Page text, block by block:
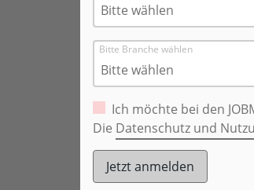
Bitte wählen
Bitte Branche wählen
Bitte wählen
Ich möchte bei den
Die Datenschutz und